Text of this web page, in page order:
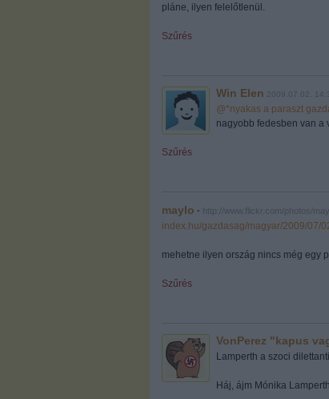
pláne, ilyen felelőtlenül.
Szűrés
Win Elen 2009.07.02.
@*nyakas a paraszt
nagyobb fedesben van a
Szűrés
maylo · http://www.flickr.com/photos/
index.hu/gazdasag/magyar/2009/07/
mehetne ilyen ország nincs még egy
Szűrés
VonPerez "kapus
Lamperth a szoci
Háj, ájm Mónika